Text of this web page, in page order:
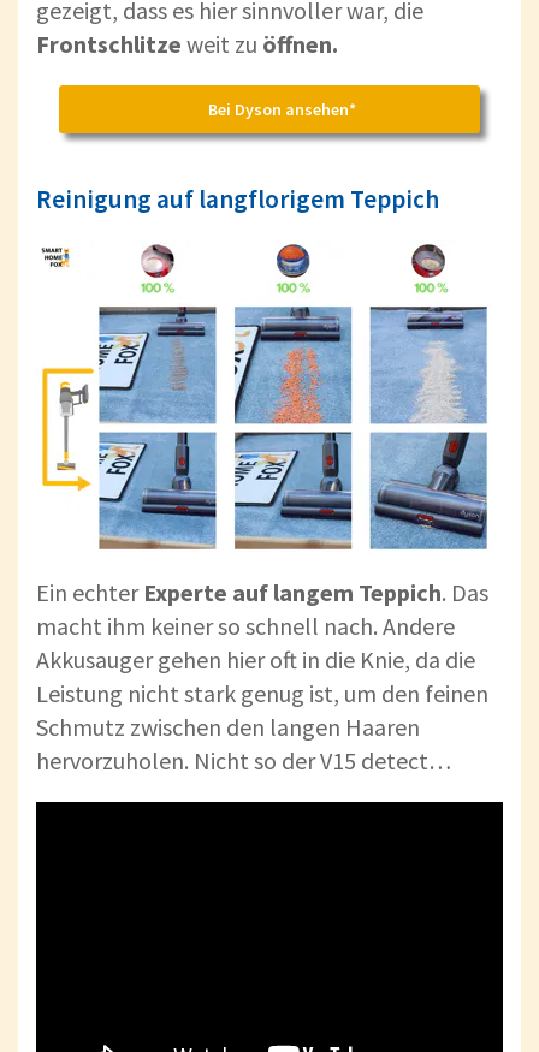
gezeigt, dass es hier sinnvoller war, die
Frontschlitze weit zu öffnen.
Bei Dyson ansehen*
Reinigung auf langflorigem Teppich
Ein echterExperte auf langem Teppich. Das
macht ihm keiner so schnell nach. Andere
Akkusauger gehen hier oft in die Knie, da die
Leistung nicht stark genug ist, um den feinen
Schmutz zwischen den langen Haaren
hervorzuholen. Nicht so der V15 detect…